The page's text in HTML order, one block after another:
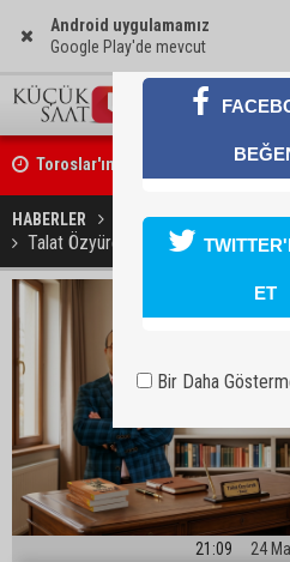
Android uygulamamız
Google Play'de mevcut
Toroslar'ın zirvesinde tarihi yörük
Eski eşini 13 gün önce "mezar
bıçakladı
HABERLER KÜLTÜR SANAT
Talat Özyürek’in yeni romanı
21:09 24
ET
Bir Daha